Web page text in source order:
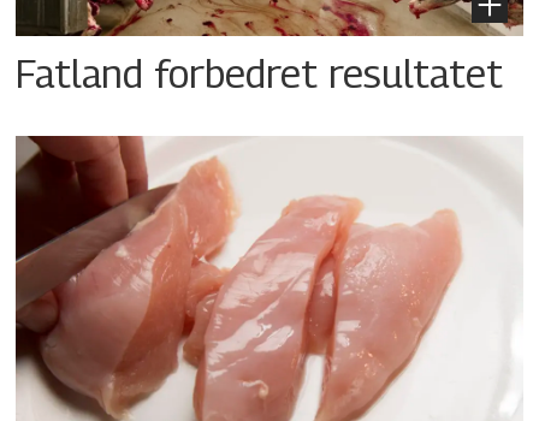
Fatland forbedret resultatet